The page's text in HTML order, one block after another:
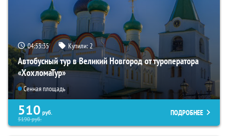
04:53:33 Купили: 2
Автобусный тур в Великий Новгород от туроператора
«ХохломаТур»
Сенная площадь
510 руб.
5190руб.
ПОДРОБНЕЕ